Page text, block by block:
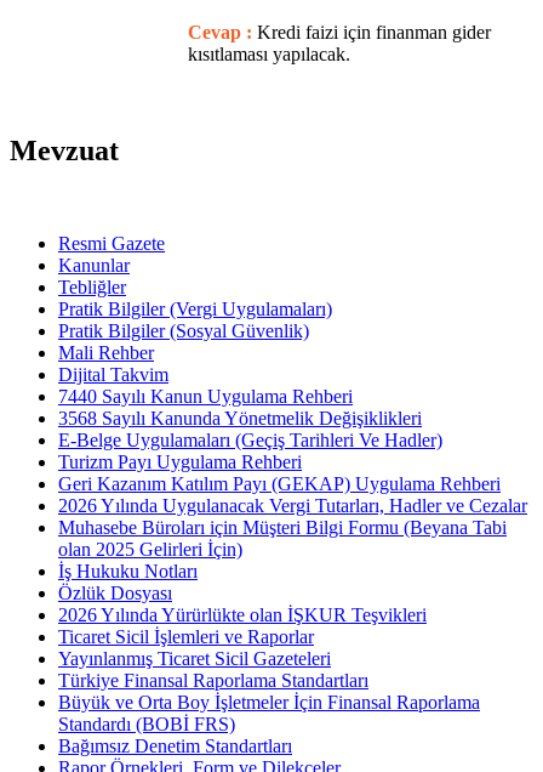
Cevap : Kredi faizi için finanman gider
kısıtlaması yapılacak.
Mevzuat
Resmi Gazete
Kanunlar
Tebliğler
Pratik Bilgiler (Vergi Uygulamaları)
Pratik Bilgiler (Sosyal Güvenlik)
Mali Rehber
Dijital Takvim
7440 Sayılı Kanun Uygulama Rehberi
3568 Sayılı Kanunda Yönetmelik Değişiklikleri
E-Belge Uygulamaları (Geçiş Tarihleri Ve Hadler)
Turizm Payı Uygulama Rehberi
Geri Kazanım Katılım Payı (GEKAP) Uygulama Rehberi
2026 Yılında Uygulanacak Vergi Tutarları, Hadler ve Cezalar
Muhasebe Büroları için Müşteri Bilgi Formu (Beyana Tabi
olan 2025 Gelirleri İçin)
İş Hukuku Notları
Özlük Dosyası
2026 Yılında Yürürlükte olan İŞKUR Teşvikleri
Ticaret Sicil İşlemleri ve Raporlar
Yayınlanmış Ticaret Sicil Gazeteleri
Türkiye Finansal Raporlama Standartları
Büyük ve Orta Boy İşletmeler İçin Finansal Raporlama
Standardı (BOBİ FRS)
Bağımsız Denetim Standartları
Rapor Örnekleri, Form ve Dilekçeler